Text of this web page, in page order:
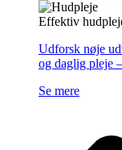
Effektiv
Udforsk nøje
og daglig pleje
Se mere